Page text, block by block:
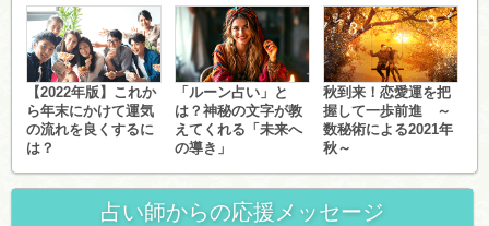
【2022年版】これか
ら年末にかけて運気
の流れを良くするに
は？
「ルーン占い」と
は？神秘の文字が教
えてくれる「未来へ
の導き」
秋到来！恋愛運を把
握して一歩前進 ～
数秘術による2021年
秋～
占い師からの応援メッセージ